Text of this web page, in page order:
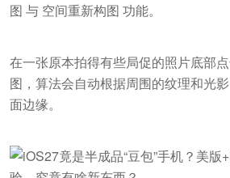
图 与 空间重新构图 功能。
在一张原本拍得有些局促的照片底部
图，算法会自动根据周围的纹理和光
面边缘。